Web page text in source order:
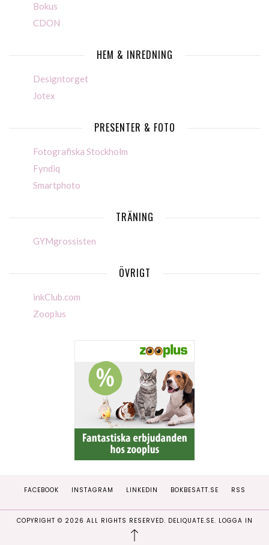
Bokus
CDON
HEM & INREDNING
Designtorget
Jotex
PRESENTER & FOTO
Fotografiska Stockholm
Fyndiq
Smartphoto
TRÄNING
GYMgrossisten
ÖVRIGT
inkClub.com
Zooplus
FACEBOOK INSTAGRAM LINKEDIN BOKBESATT.SE RSS
COPYRIGHT © 2026 ALL RIGHTS RESERVED. DELIQUATE.SE. LOGGA IN